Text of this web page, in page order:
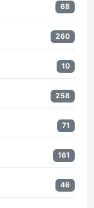
68
260
10
258
71
161
46